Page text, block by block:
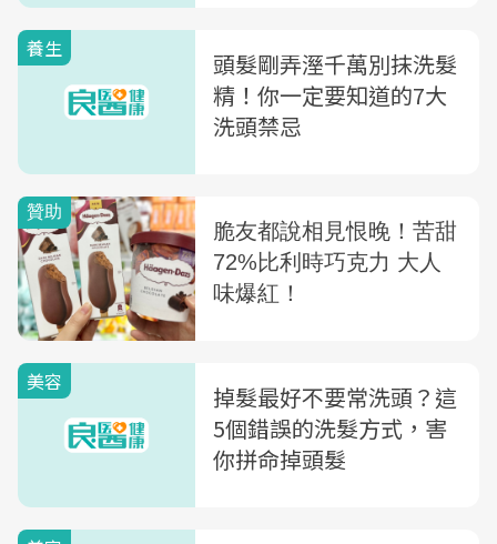
養生
頭髮剛弄溼千萬別抹洗髮
精！你一定要知道的7大
洗頭禁忌
美容
掉髮最好不要常洗頭？這
5個錯誤的洗髮方式，害
你拼命掉頭髮